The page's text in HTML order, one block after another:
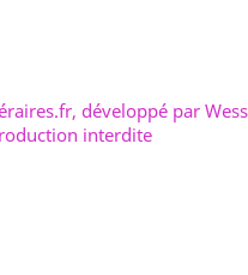
développé par
interdite